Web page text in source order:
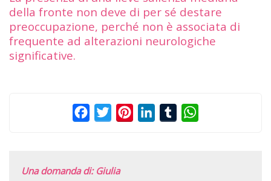
della fronte non deve di per sé destare
preoccupazione, perché non è associata di
frequente ad alterazioni neurologiche
significative.
FacebookTwitterPinterestLinkedInTumblr
Una domanda di: Giulia